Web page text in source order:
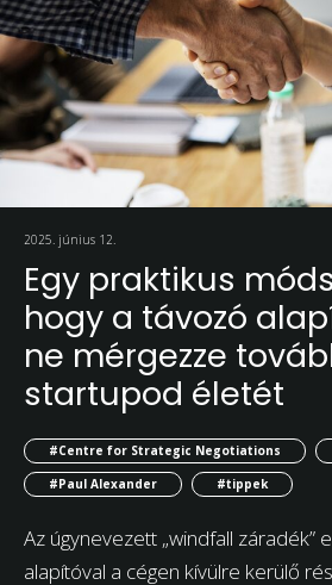
2025. június 12.
Egy praktikus
hogy a távozó
ne mérgezze
startupod életét
#Centre for Strategic Negotiations
#Paul Alexander
#tippek
Az úgynevezett „windfall záradék”
alapítóval a cégen kívülre kerülő